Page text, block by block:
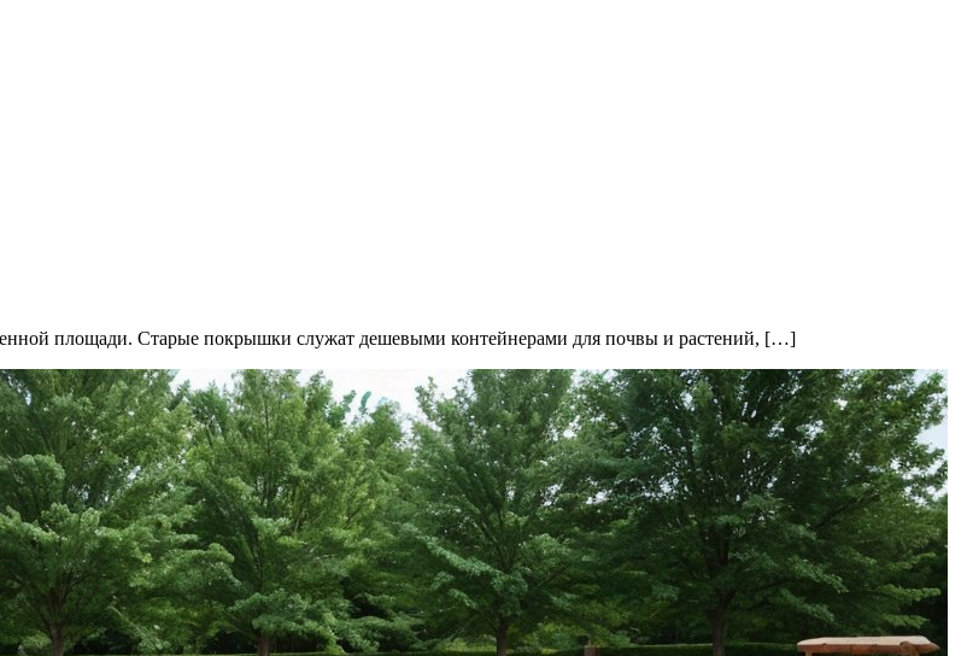
площади. Старые покрышки служат дешевыми контейнерами для почвы и растений, […]